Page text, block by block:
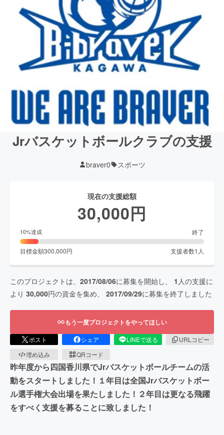
Jrバスケットボールクラブの支援
braver0 スポーツ
現在の支援総額
30,000円
10%達成 終了
目標金額300,000円 支援者数1 人
このプロジェクトは、 2017/08/06に募集を開始し、 1 人の支援に
より 30,000円の資金を集め、 2017/09/29に募集を終了しました
もう一度プロジェクトをやってほしい
ポスト シェア LINEで送る
URLコピー
埋め込み
QRコード
昨年度から四国香川県でJrバスケットボールチームの活
動をスタートしました！１年目は全国Jrバスケットボー
ル選手権大会出場を果たしました！２年目は更なる飛躍
をすべく支援を募ることに致しました！